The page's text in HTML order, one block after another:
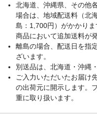
北海道、沖縄県、その他
場合は、地域配送料（北
島：1,700円）がかかり
商品において追加送料が
離島の場合、配送日を指
ざいます。
別送品は、北海道・沖縄
ご入力いただいたお届け
の出荷元に開示します。
重に取り扱います。